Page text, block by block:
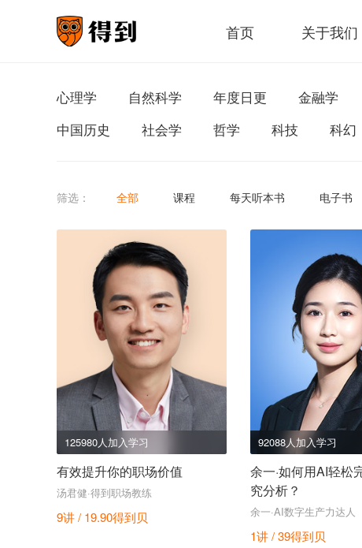
首页 关于我们
心理学 自然科学 年度日更 金融学
中国历史
社会学 哲学 科技 科幻
筛选： 全部 课程 每天听本书 电子书
125980人加入学习
有效提升你的职场价值
汤君健·得到职场教练
9讲 / 19.90得到贝
92088人加入学习
余一·如何用AI轻松
究分析？
余一·AI数字生产力达人
1讲 / 39得到贝